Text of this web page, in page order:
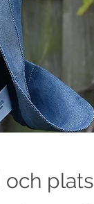
och plats